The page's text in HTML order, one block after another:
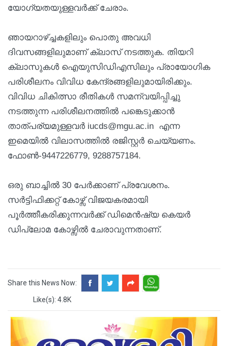
യോഗ്യതയുള്ളവര്‍ക്ക് ചേരാം.
ഞായറാഴ്ച്ചകളിലും പൊതു അവധി
ദിവസങ്ങളിലുമാണ് ക്ലാസ് നടത്തുക. തിയറി
ക്ലാസുകള്‍ ഐയുസിഡിഎസിലും പ്രായോഗിക
പരിശീലനം വിവിധ കേന്ദ്രങ്ങളിലുമായിരിക്കും.
വിവിധ ചികിത്സാ രീതികള്‍ സമന്വയിപ്പിച്ചു
നടത്തുന്ന പരിശീലനത്തില്‍ പങ്കെടുക്കാന്‍
താത്പര്യമുള്ളവര്‍ iucds@mgu.ac.in എന്ന
ഇമെയില്‍ വിലാസത്തില്‍ രജിസ്റ്റര്‍ ചെയ്യണം.
ഫോണ്‍-9447226779, 9288757184.
ഒരു ബാച്ചില്‍ 30 പേര്‍ക്കാണ് പ്രവേശനം.
സര്‍ട്ടിഫിക്കറ്റ് കോഴ്സ് വിജയകരമായി
പൂര്‍ത്തീകരിക്കുന്നവര്‍ക്ക് ഡിമെന്‍ഷ്യ കെയര്‍
ഡിപ്ലോമ കോഴ്സില്‍ ചേരാവുന്നതാണ്.
Share this News Now:
Like(s): 4.8K